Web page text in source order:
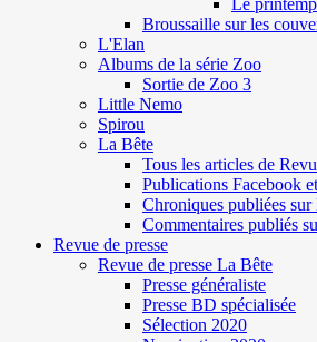
Broussaille sur les
L'Elan
Albums de la série Zoo
Sortie de Zoo 3
Little Nemo
Spirou
La Bête
Tous les articles de
Publications Facebook
Chroniques publiées
Commentaires publiés
Revue de presse
Revue de presse La Bête
Presse généraliste
Presse BD spécialisée
Sélection 2020